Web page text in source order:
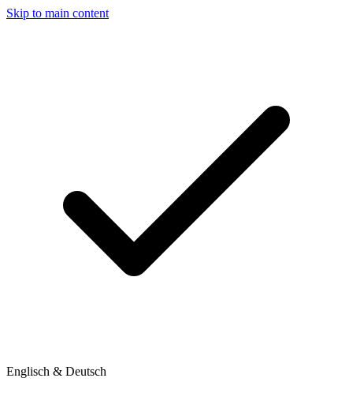
Skip to main content
Englisch & Deutsch